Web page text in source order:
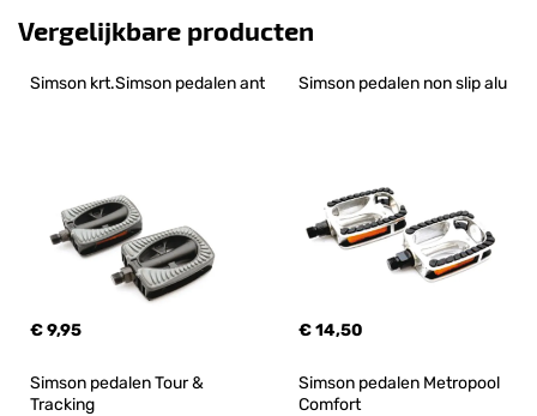
Vergelijkbare producten
Simson krt.Simson pedalen ant
€ 9,95
Simson pedalen non slip alu
€ 14,50
Simson pedalen Tour &
Tracking
Simson pedalen Metropool
Comfort